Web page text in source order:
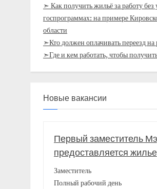
➣ Как получить жильё за работу без
госпрограммах: на примере
области
➣Кто должен оплачивать переезд на
➣Где и кем работать, чтобы
Новые вакансии
Первый заместитель
предоставляется жилье
Заместитель
Полный рабочий день